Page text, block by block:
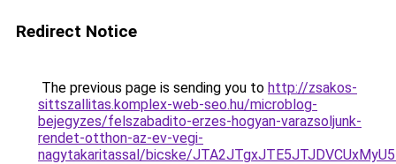
Redirect Notice
The previous page is sending you to http://zsakos-
sittszallitas.komplex-web-seo.hu/microblog-
bejegyzes/felszabadito-erzes-hogyan-varazsoljunk-
rendet-otthon-az-ev-vegi-
nagytakaritassal/bicske/